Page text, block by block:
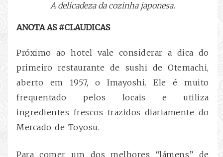
A delicadeza da cozinha japonesa.
ANOTA AS #CLAUDICAS
Próximo ao hotel vale considerar a dica do
primeiro restaurante de sushi de Otemachi,
aberto em 1957, o Imayoshi. Ele é muito
frequentado pelos locais e utiliza
ingredientes frescos trazidos diariamente do
Mercado de Toyosu.
Para comer um dos melhores “lámens” de